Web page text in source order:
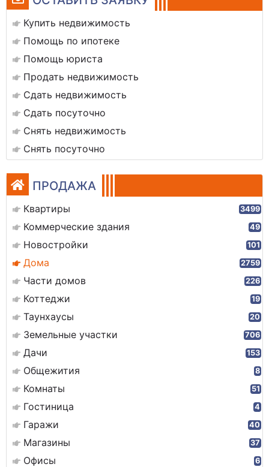
Купить недвижимость
Помощь по ипотеке
Помощь юриста
Продать недвижимость
Сдать недвижимость
Сдать посуточно
Снять недвижимость
Снять посуточно
ПРОДАЖА
Квартиры 3499
Коммерческие здания 49
Новостройки 101
Дома 2759
Части домов 226
Коттеджи 19
Таунхаусы 20
Земельные участки 706
Дачи 153
Общежития 8
Комнаты 51
Гостиница 4
Гаражи 40
Магазины 37
Офисы 6